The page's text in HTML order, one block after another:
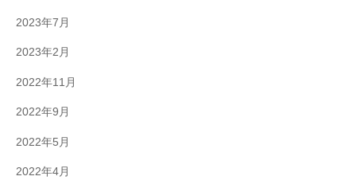
2023年7月
2023年2月
2022年11月
2022年9月
2022年5月
2022年4月